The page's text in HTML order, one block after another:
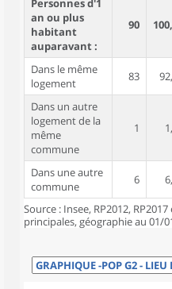
Personnes d'1
an ou plus
habitant
auparavant :
90
Dans le même
logement
83
Dans un autre
logement de la
même
commune
1
Dans une autre
commune
6
Source : Insee, RP2012,
principales, géographie au 01/